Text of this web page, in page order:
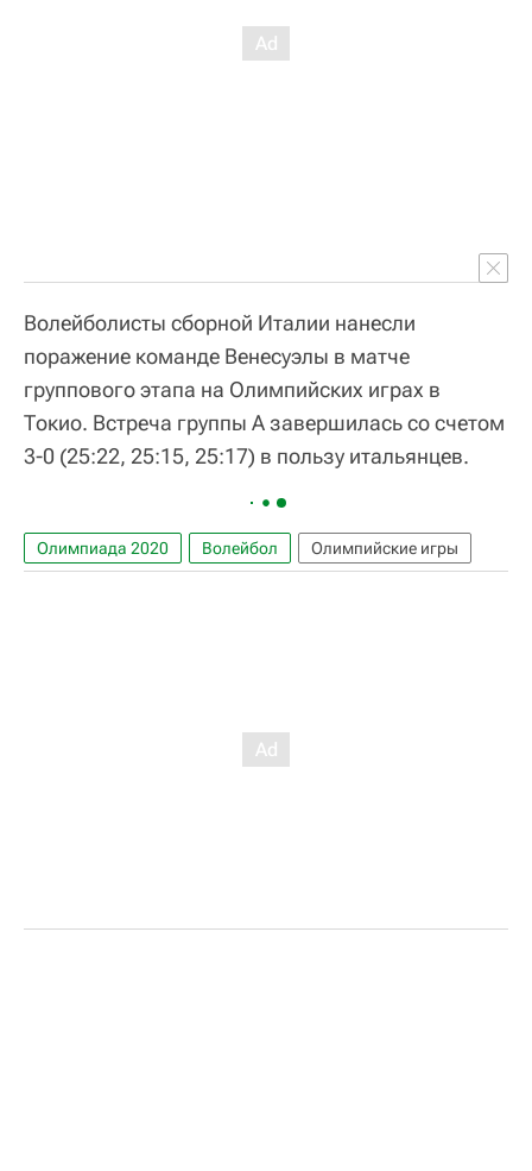
Волейболисты сборной Италии нанесли
поражение команде Венесуэлы в матче
группового этапа на Олимпийских играх в
Токио. Встреча группы А завершилась со счетом
3-0 (25:22, 25:15, 25:17) в пользу итальянцев.
Олимпиада 2020 Волейбол Олимпийские игры